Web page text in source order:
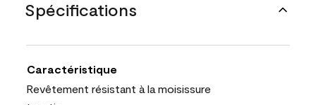
Spécifications
Caractéristique
Revêtement résistant à la moisissure